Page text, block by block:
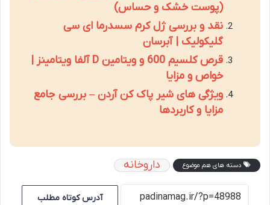
(پوست خشک و حساس)
نقد و بررسی ژل کرم سسدرما ای سی
گلیکولیک | آبرسان
قرص کلسیم 600 و ویتامین D آلفا ویتامینز |
خواص و مزایا
ویژگی های شیر پاک کن آردن – بررسی جامع
مزایا و کاربردها
دسته های هم موضوع داروخانه
آدرس کوتاه مطلب